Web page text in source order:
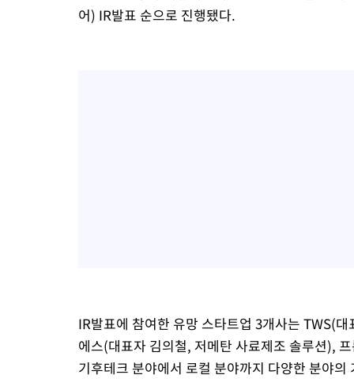
어) IR발표 순으로 진행됐다.
IR발표에 참여한 유망 스타트업 3개사는 TWS(
에스(대표자 김의철, 저메탄 사료제조 솔루션),
기후테크 분야에서 로컬 분야까지 다양한 분야의